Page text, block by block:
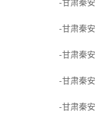
-甘肃秦安
-甘肃秦安
-甘肃秦安
-甘肃秦安
-甘肃秦安